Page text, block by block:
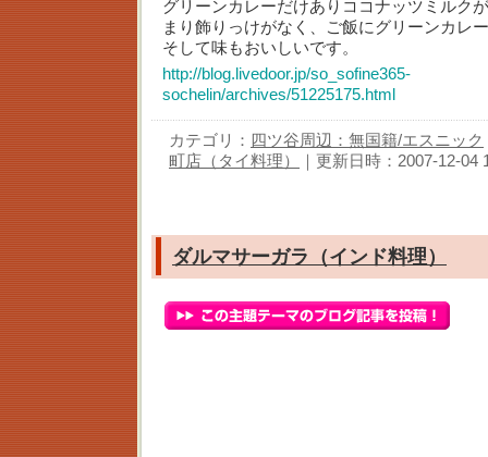
グリーンカレーだけありココナッツミルク
まり飾りっけがなく、ご飯にグリーンカレ
そして味もおいしいです。
http://blog.livedoor.jp/so_sofine365-
sochelin/archives/51225175.html
カテゴリ： 四ツ谷周辺：無国籍/エスニック
町店（タイ料理）
｜更新日時：2007-12-04
ダルマサーガラ（インド料理）